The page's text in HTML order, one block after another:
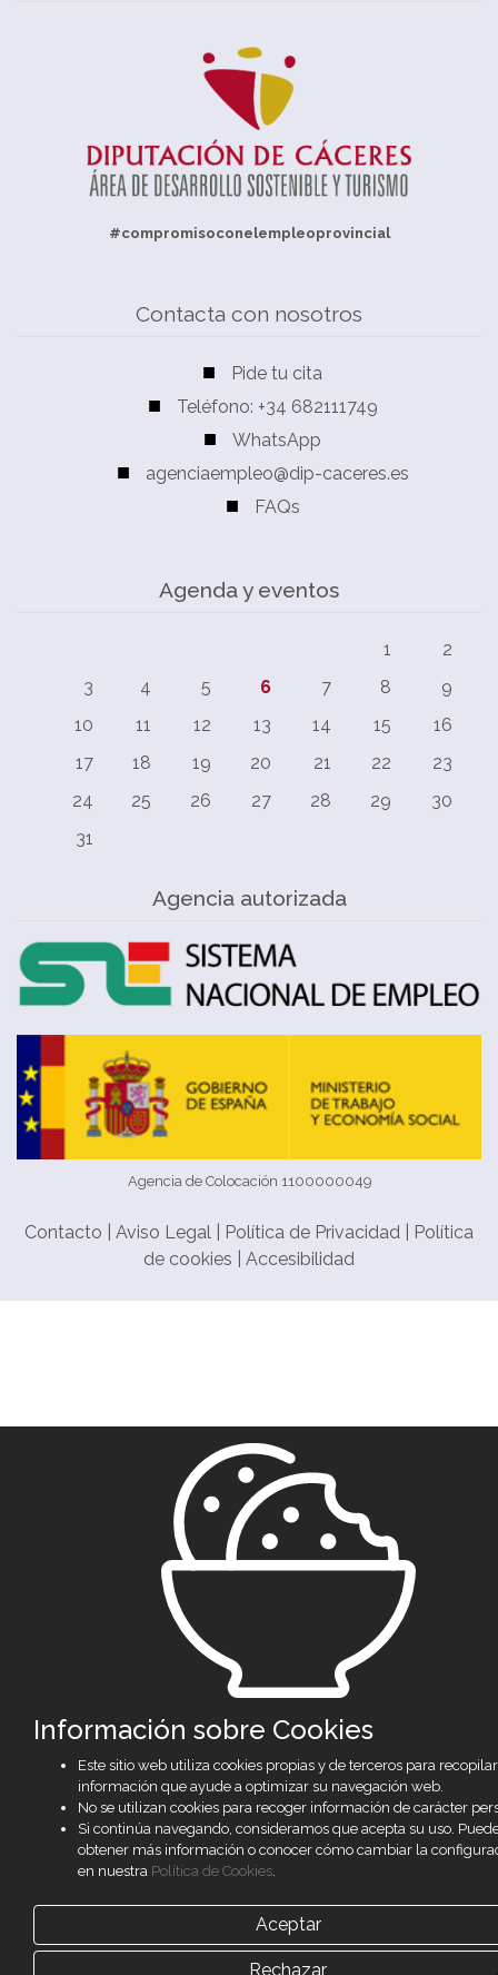
#compromisoconelempleoprovincial
Contacta con nosotros
Pide tu cita
Teléfono: +34 682111749
WhatsApp
agenciaempleo@dip-caceres.es
FAQs
Agenda y eventos
1
2
3
4 5 6 7 8
9
10
11 12 13 14 15
16
17
18 19 20 21 22
23
24
25 26 27 28 29
30
31
Agencia autorizada
Agencia de Colocación 1100000049
Contacto Aviso Legal Política de Privacidad
Política
de cookies
Accesibilidad
Información sobre Cookies
Este sitio web utiliza cookies propias y de terceros para recopilar
información que ayude a optimizar su navegación web.
No se utilizan cookies para recoger información de carácter
Si continúa navegando, consideramos que acepta su uso.
obtener más información o conocer cómo cambiar la
en nuestra Política de Cookies.
Aceptar
Rechazar